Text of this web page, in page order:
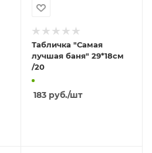
Табличка "Самая
лучшая баня" 29*18см
/20
183руб./шт